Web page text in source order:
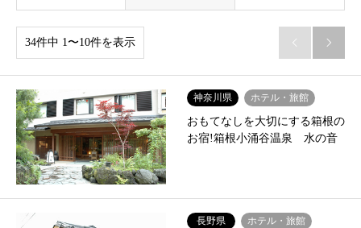
34件中 1〜10件を表示  
神奈川県 ホテル・旅館
おもてなしを大切にする箱根の
お宿!箱根小涌谷温泉 水の音
長野県 ホテル・旅館